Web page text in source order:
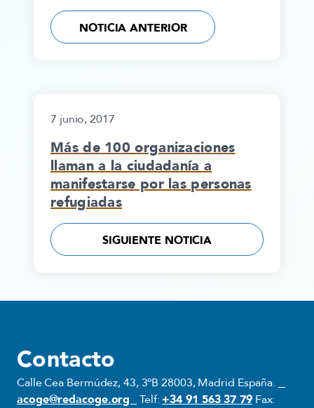
NOTICIA ANTERIOR
7 junio, 2017
Más de 100 organizaciones
llaman a la ciudadanía a
manifestarse por las personas
refugiadas
SIGUIENTE NOTICIA
Contacto
Calle Cea Bermúdez, 43, 3ºB 28003, Madrid España.
acoge@redacoge.org
Telf: +34 91 563 37 79Fax: